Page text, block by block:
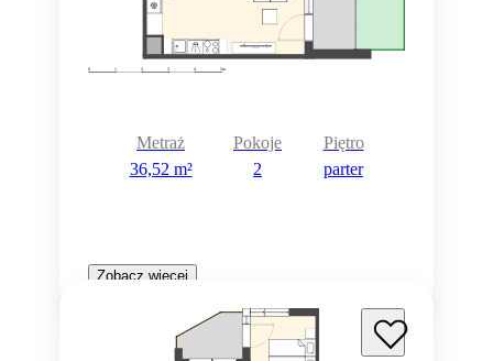
Metraż
36,52 m²
Pokoje
2
Piętro
parter
Zobacz więcej